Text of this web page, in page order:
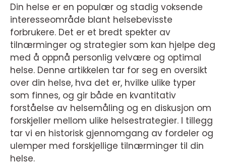
Din helse er en populær og stadig voksende
interesseområde blant helsebevisste
forbrukere. Det er et bredt spekter av
tilnærminger og strategier som kan hjelpe deg
med å oppnå personlig velvære og optimal
helse. Denne artikkelen tar for seg en oversikt
over din helse, hva det er, hvilke ulike typer
som finnes, og gir både en kvantitativ
forståelse av helsemåling og en diskusjon om
forskjeller mellom ulike helsestrategier. I tillegg
tar vi en historisk gjennomgang av fordeler og
ulemper med forskjellige tilnærminger til din
helse.